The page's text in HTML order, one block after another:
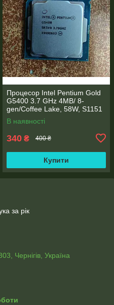
Процесор Intel Pentium Gold
G5400 3.7 GHz 4MB/ 8-
gen/Coffee Lake, 58W, S1151
В наявності
340 ₴ 400 ₴
Купити
за рік
Чернігів, Україна